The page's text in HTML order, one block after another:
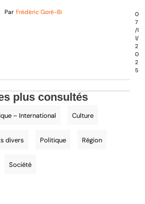
Par Frédéric Goré-Bi
0
7
/1
1/
2
0
2
5
plus consultés
– International Culture
divers Politique Région
Société